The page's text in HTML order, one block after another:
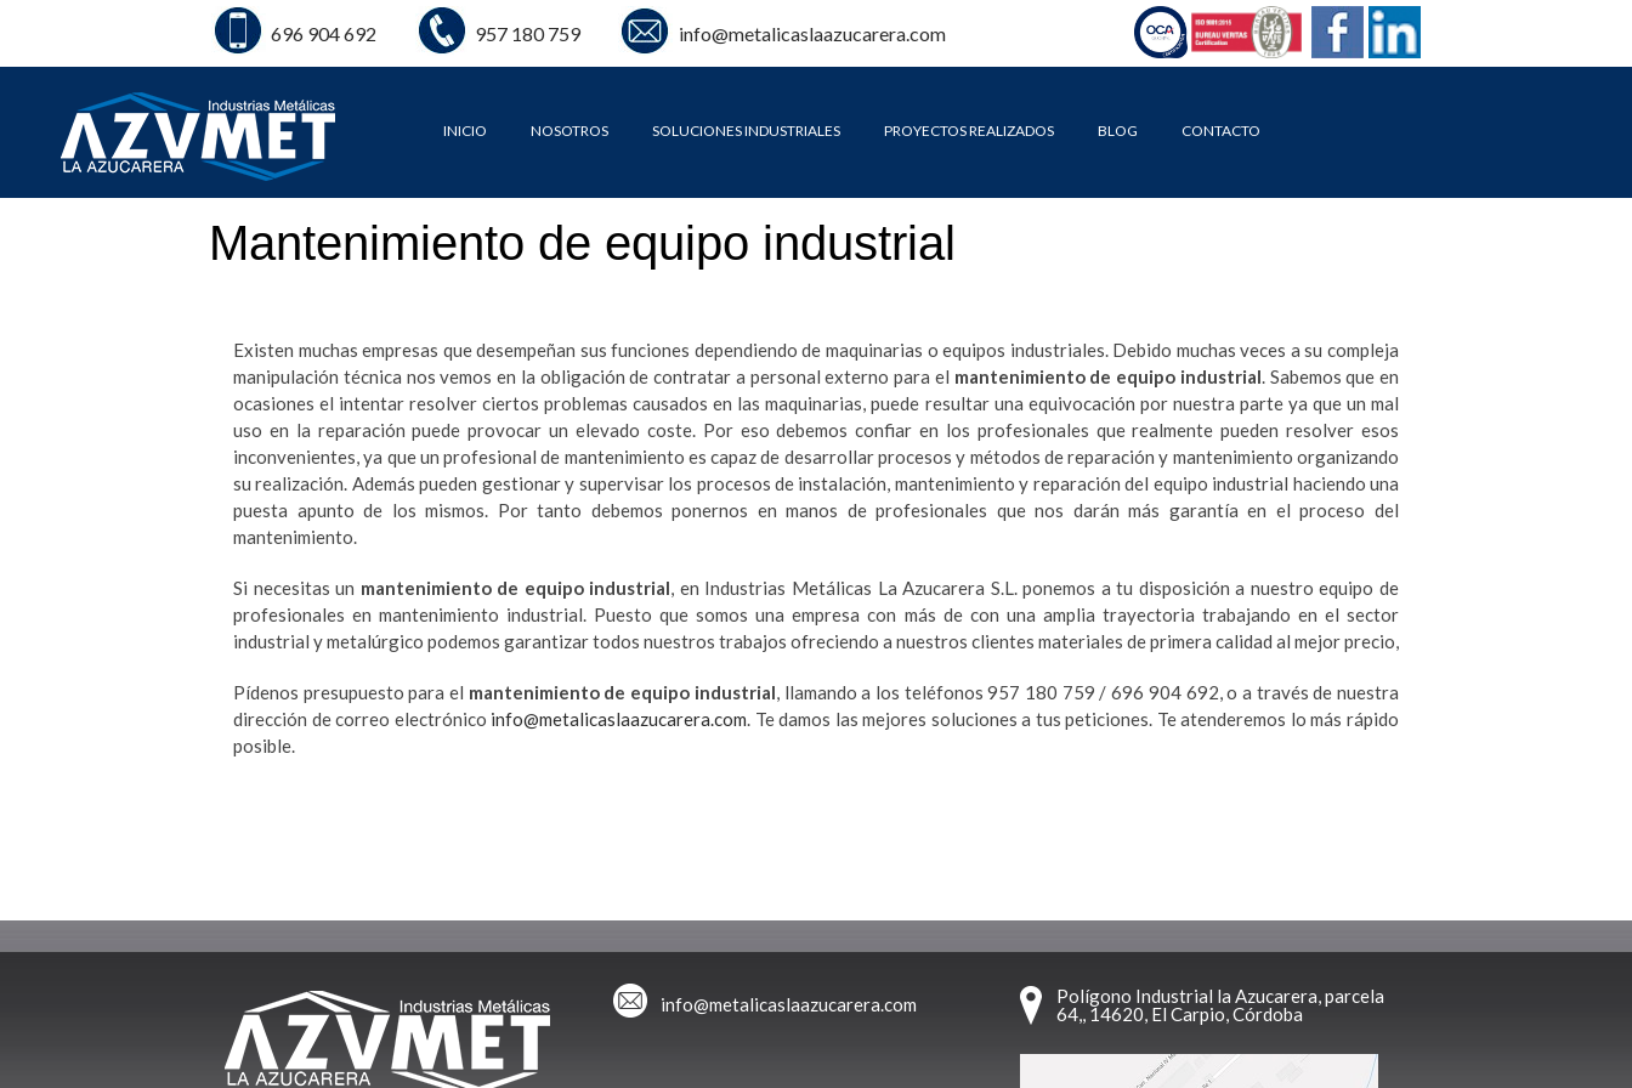
696 904 692 957 180 759 info@metalicaslaazucarera.com
INICIO NOSOTROS SOLUCIONES INDUSTRIALES PROYECTOS REALIZADOS BLOG CONTACTO
Mantenimiento de equipo industrial
Existen muchas empresas que desempeñan sus funciones dependiendo de maquinarias o equipos industriales. Debido muchas veces a su compleja
manipulación técnica nos vemos en la obligación de contratar a personal externo para el mantenimiento de equipo industrial. Sabemos que en
ocasiones el intentar resolver ciertos problemas causados en las maquinarias, puede resultar una equivocación por nuestra parte ya que un mal
uso en la reparación puede provocar un elevado coste. Por eso debemos confiar en los profesionales que realmente pueden resolver esos
inconvenientes, ya que un profesional de mantenimiento es capaz de desarrollar procesos y métodos de reparación y mantenimiento organizando
su realización. Además pueden gestionar y supervisar los procesos de instalación, mantenimiento y reparación del equipo industrial haciendo una
puesta apunto de los mismos. Por tanto debemos ponernos en manos de profesionales que nos darán más garantía en el proceso del
mantenimiento.
Si necesitas un mantenimiento de equipo industrial, en Industrias Metálicas La Azucarera S.L. ponemos a tu disposición a nuestro equipo de
profesionales en mantenimiento industrial. Puesto que somos una empresa con más de con una amplia trayectoria trabajando en el sector
industrial y metalúrgico podemos garantizar todos nuestros trabajos ofreciendo a nuestros clientes materiales de primera calidad al mejor precio,
Pídenos presupuesto para el mantenimiento de equipo industrial, llamando a los teléfonos 957 180 759 / 696 904 692, o a través de nuestra
dirección de correo electrónico info@metalicaslaazucarera.com. Te damos las mejores soluciones a tus peticiones. Te atenderemos lo más rápido
posible.
info@metalicaslaazucarera.com
Polígono Industrial la Azucarera, parcela
64,, 14620, El Carpio, Córdoba